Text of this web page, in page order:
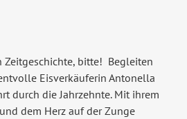
Zeitgeschichte, bitte! Begleiten
Eisverkäuferin Antonella
durch die Jahrzehnte. Mit ihrem
dem Herz auf der Zunge